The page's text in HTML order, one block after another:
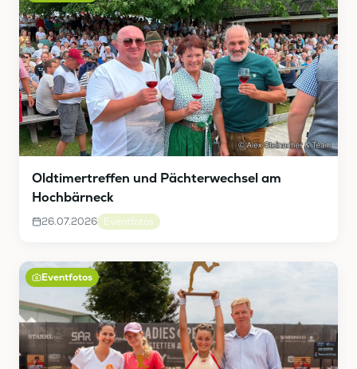
Oldtimertreffen und Pächterwechsel am
Hochbärneck
26.07.2026 Eventfotos
Eventfotos